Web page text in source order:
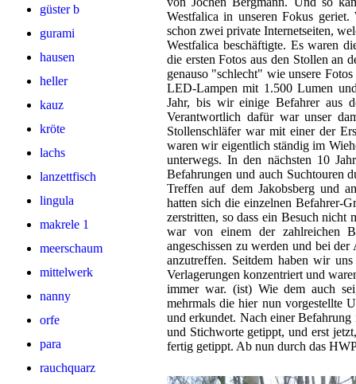
güster b
gurami
hausen
heller
kauz
kröte
lachs
lanzettfisch
lingula
makrele 1
meerschaum
mittelwerk
nanny
orfe
para
rauchquarz
Westfalica in unseren Fokus
schon zwei private Internetseiten,
Westfalica beschäftigte. Es waren
die ersten Fotos aus den Stollen an
genauso "schlecht" wie unsere
LED-Lampen mit 1.500 Lumen
Jahr, bis wir einige Befahrer aus
Verantwortlich dafür war unser
Stollenschläfer war mit einer der
waren wir eigentlich ständig im
unterwegs. In den nächsten 10
Befahrungen und auch Suchtouren
Treffen auf dem Jakobsberg und
hatten sich die einzelnen Befahrer-
zerstritten, so dass ein Besuch nicht
war von einem der zahlreichen
angeschissen zu werden und bei
anzutreffen. Seitdem haben wir
Verlagerungen konzentriert und
immer war. (ist) Wie dem auch
mehrmals die hier nun vorgestellte
und erkundet. Nach einer
und Stichworte getippt, und erst
fertig getippt. Ab nun durch das